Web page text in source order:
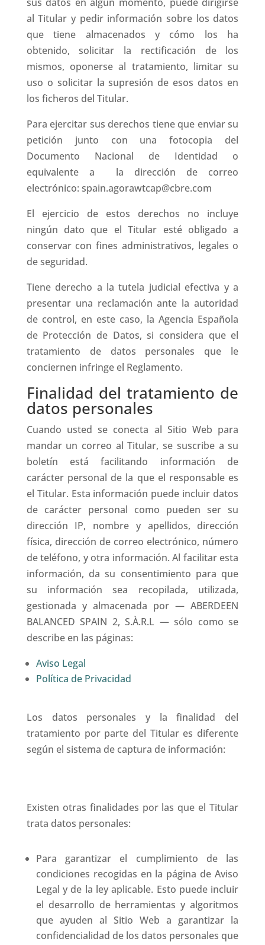
al Titular y pedir información sobre los datos
que tiene almacenados y cómo los ha
obtenido, solicitar la rectificación de los
mismos, oponerse al tratamiento, limitar su
uso o solicitar la supresión de esos datos en
los ficheros del Titular.
Para ejercitar sus derechos tiene que enviar su
petición junto con una fotocopia del
Documento Nacional de Identidad o
equivalente a la dirección de correo
electrónico: spain.agorawtcap@cbre.com
El ejercicio de estos derechos no incluye
ningún dato que el Titular esté obligado a
conservar con fines administrativos, legales o
de seguridad.
Tiene derecho a la tutela judicial efectiva y a
presentar una reclamación ante la autoridad
de control, en este caso, la Agencia Española
de Protección de Datos, si considera que el
tratamiento de datos personales que le
conciernen infringe el Reglamento.
Finalidad del tratamiento de
datos personales
Cuando usted se conecta al Sitio Web para
mandar un correo al Titular, se suscribe a su
boletín está facilitando información de
carácter personal de la que el responsable es
el Titular. Esta información puede incluir datos
de carácter personal como pueden ser su
dirección IP, nombre y apellidos, dirección
física, dirección de correo electrónico, número
de teléfono, y otra información. Al facilitar esta
información, da su consentimiento para que
su información sea recopilada, utilizada,
gestionada y almacenada por — ABERDEEN
BALANCED SPAIN 2, S.À.R.L — sólo como se
describe en las páginas:
Aviso Legal
Política de Privacidad
Los datos personales y la finalidad del
tratamiento por parte del Titular es diferente
según el sistema de captura de información:
Existen otras finalidades por las que el Titular
trata datos personales:
Para garantizar el cumplimiento de las
condiciones recogidas en la página de Aviso
Legal y de la ley aplicable. Esto puede incluir
el desarrollo de herramientas y algoritmos
que ayuden al Sitio Web a garantizar la
confidencialidad de los datos personales que